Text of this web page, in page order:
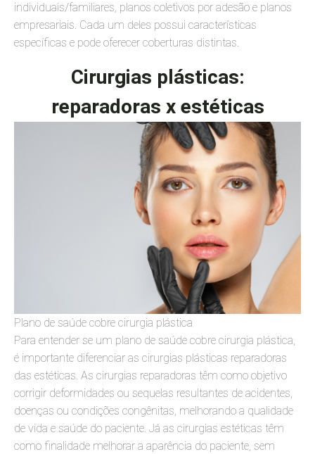
individuais/familiares, planos coletivos por adesão e planos
empresariais. Cada um deles possui características
específicas e pode oferecer coberturas distintas.
Cirurgias plásticas:
reparadoras x estéticas
Plano de saúde cobre cirurgia plástica
Para entender se um plano de saúde cobre cirurgia plástica,
é importante diferenciar as cirurgias plásticas reparadoras
das estéticas. As cirurgias reparadoras têm como objetivo
corrigir deformidades ou sequelas resultantes de acidentes,
doenças ou condições congênitas, melhorando a qualidade
de vida e saúde do paciente. Já as cirurgias estéticas têm
como finalidade melhorar a aparência do paciente, sem